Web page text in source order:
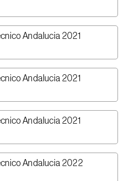
Andalucia 2021
Andalucia 2021
Andalucia 2021
Andalucia 2022